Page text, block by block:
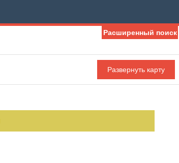
Расширенный поиск